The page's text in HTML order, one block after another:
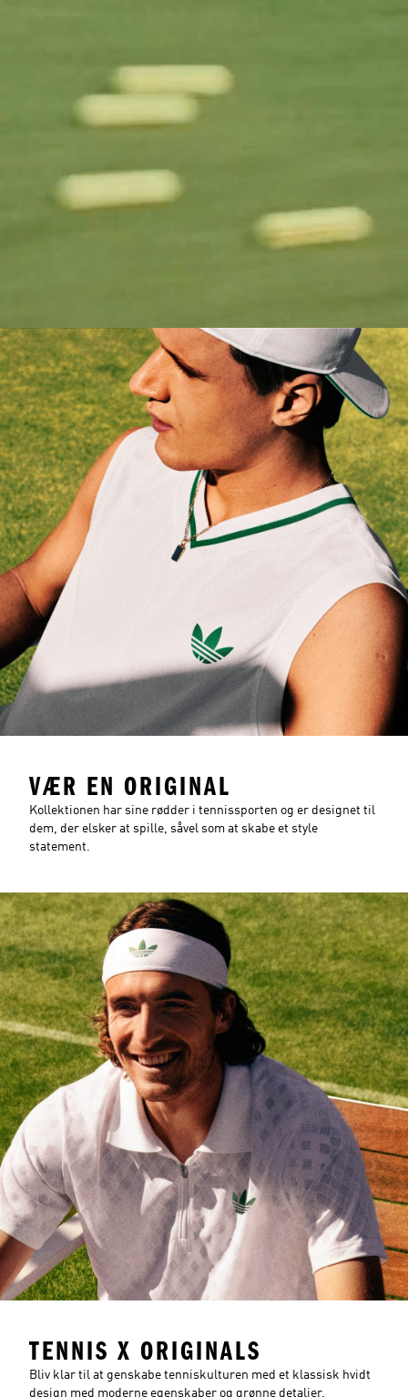
VÆR EN ORIGINAL
Kollektionen har sine rødder i tennissporten og er designet til
dem, der elsker at spille, såvel som at skabe et style
statement.
TENNIS X ORIGINALS
Bliv klar til at genskabe tenniskulturen med et klassisk hvidt
design med moderne egenskaber og grønne detaljer.